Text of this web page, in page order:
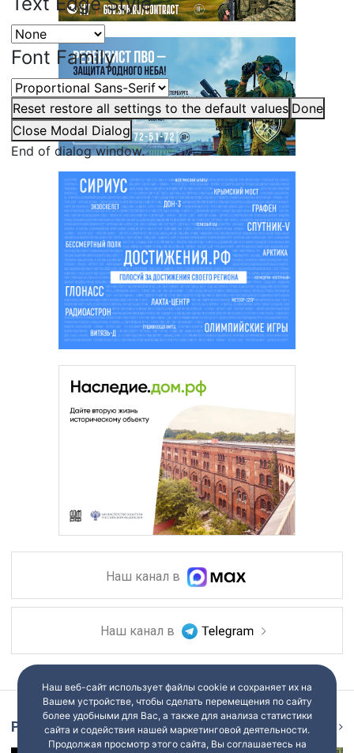
Font Family
Reset restore all settings to the default values Done
Close Modal Dialog
End of dialog window.
Наш канал в
Наш канал в
Репортаж
Наш веб-сайт использует файлы cookie и сохраняет их на
Вашем устройстве, чтобы сделать перемещения по сайту
более удобными для Вас, а также для анализа статистики
сайта и содействия нашей маркетинговой деятельности.
Продолжая просмотр этого сайта, Вы соглашаетесь на